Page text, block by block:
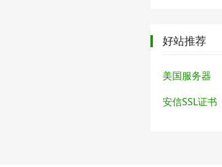
好站推荐
美国服务器
安信SSL证书